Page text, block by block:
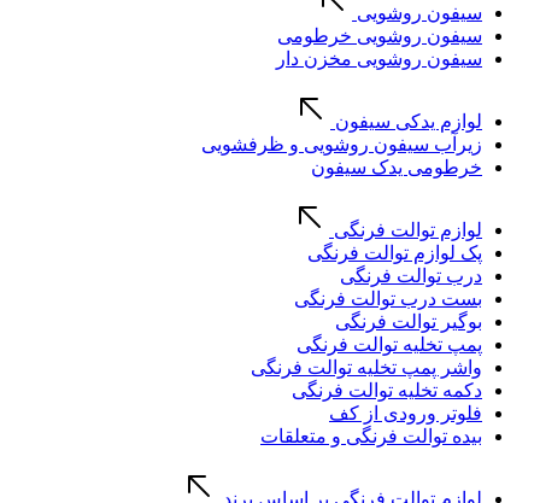
سیفون روشویی
سیفون روشویی خرطومی
سیفون روشویی مخزن دار
لوازم یدکی سیفون
زیرآب سیفون روشویی و ظرفشویی
خرطومی یدک سیفون
لوازم توالت فرنگی
پک لوازم توالت فرنگی
درب توالت فرنگی
بست درب توالت فرنگی
بوگیر توالت فرنگی
پمپ تخلیه توالت فرنگی
واشر پمپ تخلیه توالت فرنگی
دکمه تخلیه توالت فرنگی
فلوتر ورودی از کف
بیده توالت فرنگی و متعلقات
لوازم توالت فرنگی بر اساس برند